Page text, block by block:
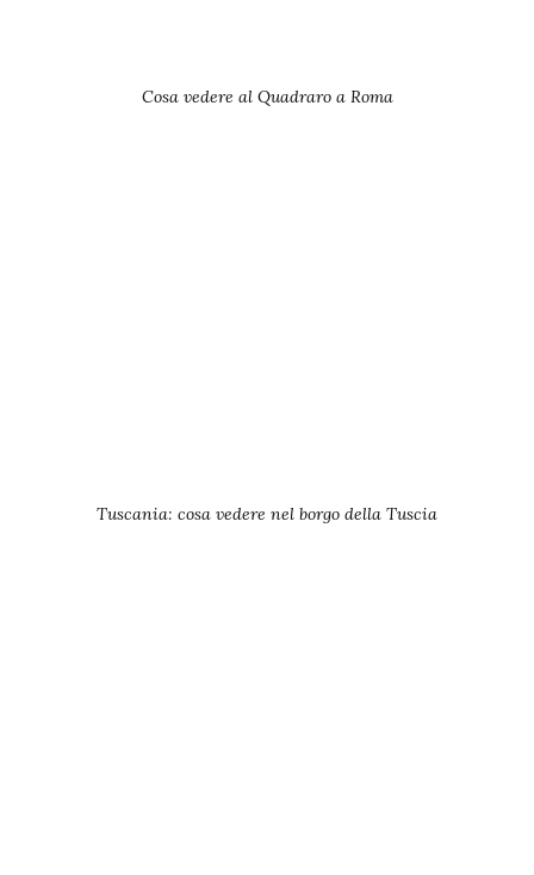
Cosa vedere al Quadraro a Roma
Tuscania: cosa vedere nel borgo della Tuscia